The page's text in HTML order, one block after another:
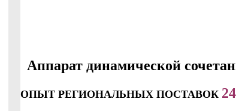
Аппарат динамической
ОПЫТ РЕГИОНАЛЬНЫХ ПОСТАВОК 24